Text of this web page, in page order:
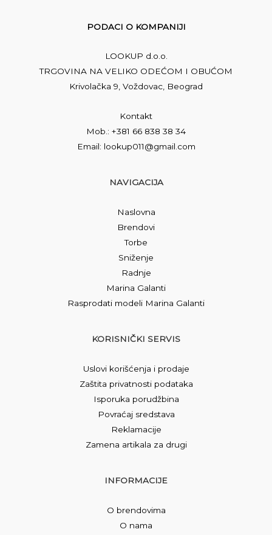
PODACI O KOMPANIJI
LOOKUP d.o.o.
TRGOVINA NA VELIKO ODEĆOM I OBUĆOM
Krivolačka 9, Voždovac, Beograd
Kontakt
Mob.: +381 66 838 38 34
Email: lookup011@gmail.com
NAVIGACIJA
Naslovna
Brendovi
Torbe
Sniženje
Radnje
Marina Galanti
Rasprodati modeli Marina Galanti
KORISNIČKI SERVIS
Uslovi korišćenja i prodaje
Zaštita privatnosti podataka
Isporuka porudžbina
Povraćaj sredstava
Reklamacije
Zamena artikala za drugi
INFORMACIJE
O brendovima
O nama